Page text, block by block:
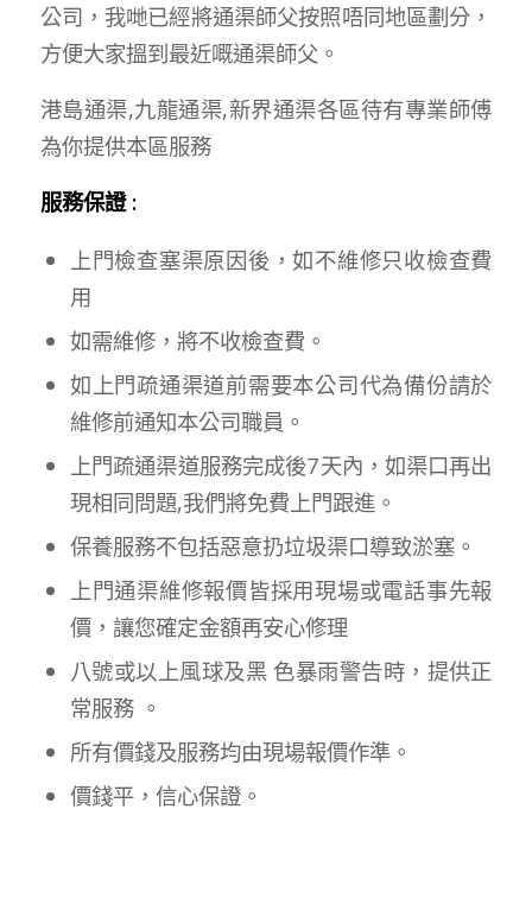
公司，我哋已經將通渠師父按照唔同地區劃分，
方便大家搵到最近嘅通渠師父。
港島通渠,九龍通渠,新界通渠各區待有專業師傅
為你提供本區服務
服務保證 :
上門檢查塞渠原因後，如不維修只收檢查費
用
如需維修，將不收檢查費。
如上門疏通渠道前需要本公司代為備份請於
維修前通知本公司職員。
上門疏通渠道服務完成後7天內，如渠口再出
現相同問題,我們將免費上門跟進。
保養服務不包括惡意扔垃圾渠口導致淤塞。
上門通渠維修報價皆採用現場或電話事先報
價，讓您確定金額再安心修理
八號或以上風球及黑 色暴雨警告時，提供正
常服務 。
所有價錢及服務均由現場報價作準。
價錢平，信心保證。